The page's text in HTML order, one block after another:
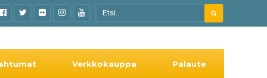
Verkkokauppa Palaute